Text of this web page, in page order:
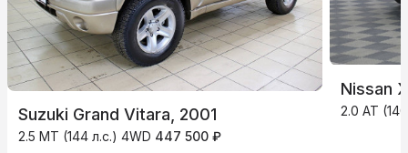
Suzuki Grand Vitara, 2001
2.5 MT (144 л.с.) 4WD 447 500 ₽
Nissan
2.0 AT